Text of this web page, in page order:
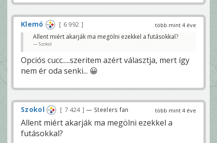
több mint 4 éve
Klemó
6 992
Allent miért akarják ma megölni ezekkel a futásokkal?
Szokol
Opciós cucc.....szeritem azért választja, mert így
nem ér oda senki... 😀
több mint 4 éve
Szokol 7 424 — Steelers fan
Allent miért akarják ma megölni ezekkel a
futásokkal?